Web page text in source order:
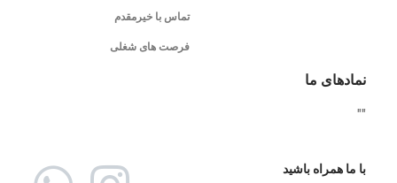
تماس با خیرمقدم
فرصت های شغلی
نمادهای ما
"
"
با ما همراه باشید